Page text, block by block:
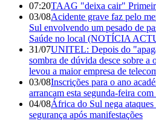
07:20TAAG "deixa cair"
03/08Acidente grave faz pelo
Sul envolvendo um pesado de
Saúde no local (NOTÍCIA
31/07UNITEL: Depois do
sombra de dúvida desce sobre a
levou a maior empresa de
03/08Inscrições para o ano
arrancam esta segunda-feira
04/08África do Sul nega ataques
segurança após manifestações